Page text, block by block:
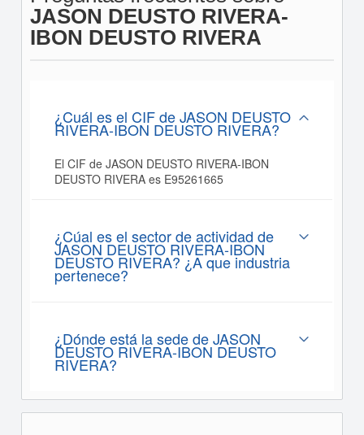
JASON DEUSTO RIVERA-
IBON DEUSTO RIVERA
¿Cuál es el CIF de JASON DEUSTO
RIVERA-IBON DEUSTO RIVERA?
El CIF de JASON DEUSTO RIVERA-IBON
DEUSTO RIVERA es E95261665
¿Cúal es el sector de actividad de
JASON DEUSTO RIVERA-IBON
DEUSTO RIVERA? ¿A que industria
pertenece?
¿Dónde está la sede de JASON
DEUSTO RIVERA-IBON DEUSTO
RIVERA?